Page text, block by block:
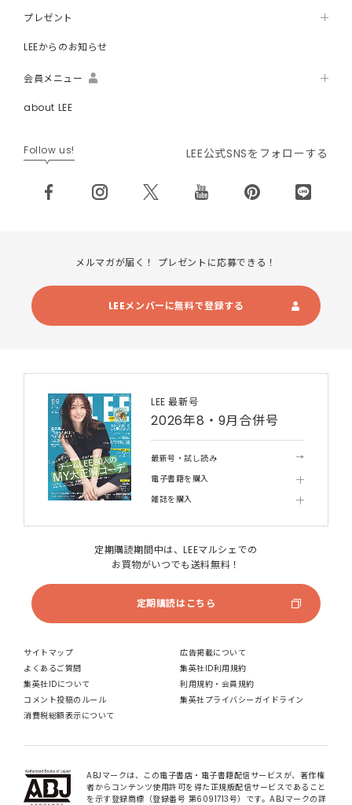
プレゼント
LEEからのお知らせ
会員メニュー
about LEE
Follow us! LEE公式SNSをフォローする
メルマガが届く！ プレゼントに応募できる！
LEEメンバーに無料で登録する
LEE 最新号
2026年8・9月合併号
最新号・試し読み
電子書籍を購入
雑誌を購入
定期購読期間中は、LEEマルシェでの
お買物がいつでも送料無料！
定期購読はこちら
サイトマップ
広告掲載について
よくあるご質問
集英社ID利用規約
集英社IDについて
利用規約・会員規約
コメント投稿のルール
集英社プライバシーガイドライン
消費税総額表示について
ABJマークは、この電子書店・電子書籍配信サービスが、著作権
者からコンテンツ使用許可を得た正規版配信サービスであること
を示す登録商標（登録番号 第6091713号）です。ABJマークの詳